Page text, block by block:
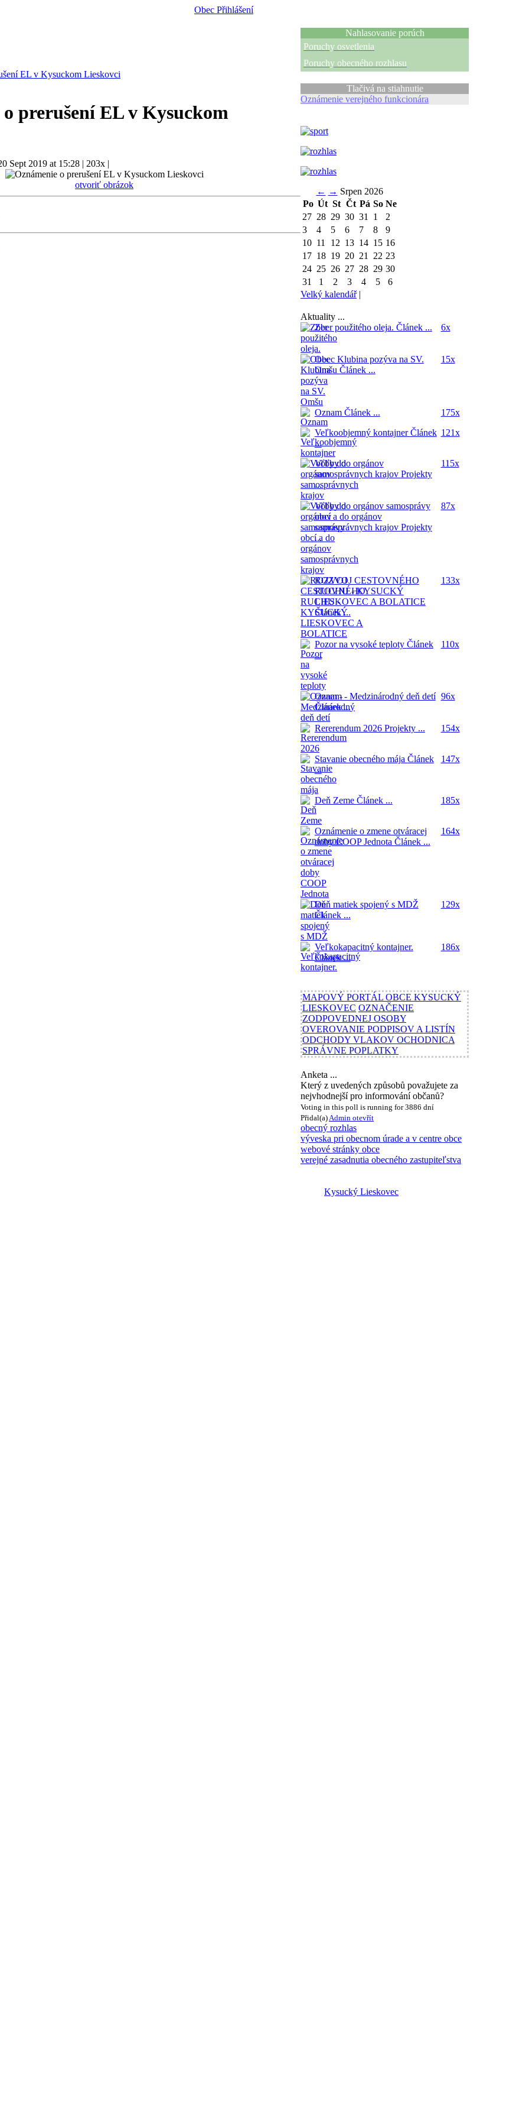
Obec Přihlášení
EL v Kysuckom Lieskovci
o prerušení EL v Kysuckom
Sept 2019 at 15:28 | 203x |
otvoriť obrázok
Nahlasovanie porúch
Poruchy osvetlenia
Poruchy obecného rozhlasu
Tlačivá na stiahnutie
Oznámenie verejného funkcionára
← → Srpen 2026
Po Út St Čt Pá So Ne
27 28 29 30 31 1
2
3
4 5 6 7 8
9
10 11 12 13 14 15 16
17 18 19 20 21 22 23
24 25 26 27 28 29 30
31
1 2 3 4 5
6
Velký kalendář|
Aktuality ...
Zber použitého oleja. Článek ... 6x
Obec Klubina pozýva na SV.
Omšu Článek ...
15x
Oznam Článek ...
175x
Veľkoobjemný kontajnerČlánek
...
121x
Voľby do orgánov
samosprávnych krajov Projekty
...
115x
Voľby do orgánov samosprávy
obcí a do orgánov
samosprávnych krajov Projekty
...
87x
ROZVOJ CESTOVNÉHO
RUCHU - KYSUCKÝ
LIESKOVEC A BOLATICE
Článek ...
133x
Pozor na vysoké teploty Článek
...
110x
Oznam - Medzinárodný deň detí
Článek ...
96x
Rererendum 2026 Projekty ... 154x
Stavanie obecného mája Článek
...
147x
Deň Zeme Článek ... 185x
Oznámenie o zmene otváracej
doby COOP Jednota Článek ...
164x
Deň matiek spojený s MDŽ
Článek ...
129x
Veľkokapacitný kontajner.
Článek ...
186x
MAPOVÝ PORTÁL OBCE KYSUCKÝ
LIESKOVEC OZNAČENIE
ZODPOVEDNEJ OSOBY
OVEROVANIE PODPISOV A LISTÍN
ODCHODY VLAKOV OCHODNICA
SPRÁVNE POPLATKY
Anketa ...
Který z uvedených způsobů považujete za
nejvhodnejší pro informování občanů?
Voting in this poll is running for 3886 dní
Přidal(a)Admin otevřít
obecný rozhlas
výveska pri obecnom úrade a v centre obce
webové stránky obce
verejné zasadnutia obecného zastupiteľstva
Kysucký Lieskovec